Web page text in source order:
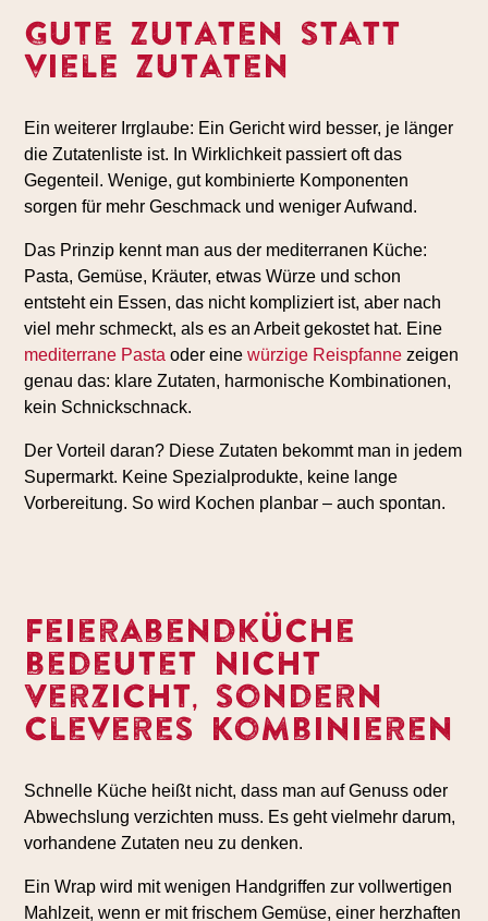
Gute Zutaten statt
viele Zutaten
Ein weiterer Irrglaube: Ein Gericht wird besser, je länger
die Zutatenliste ist. In Wirklichkeit passiert oft das
Gegenteil. Wenige, gut kombinierte Komponenten
sorgen für mehr Geschmack und weniger Aufwand.
Das Prinzip kennt man aus der mediterranen Küche:
Pasta, Gemüse, Kräuter, etwas Würze und schon
entsteht ein Essen, das nicht kompliziert ist, aber nach
viel mehr schmeckt, als es an Arbeit gekostet hat. Eine
mediterrane Pasta oder einewürzige Reispfannezeigen
genau das: klare Zutaten, harmonische Kombinationen,
kein Schnickschnack.
Der Vorteil daran? Diese Zutaten bekommt man in jedem
Supermarkt. Keine Spezialprodukte, keine lange
Vorbereitung. So wird Kochen planbar – auch spontan.
Feierabendküche
bedeutet nicht
Verzicht, sondern
cleveres Kombinieren
Schnelle Küche heißt nicht, dass man auf Genuss oder
Abwechslung verzichten muss. Es geht vielmehr darum,
vorhandene Zutaten neu zu denken.
Ein Wrap wird mit wenigen Handgriffen zur vollwertigen
Mahlzeit, wenn er mit frischem Gemüse, einer herzhaften